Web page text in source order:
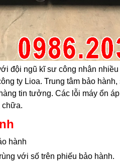
đội ngũ kĩ sư công nhân
ty Lioa. Trung tâm bảo
tin tưởng. Các lỗi máy ổn
chữa.
hành
với số trên phiếu bảo hành.